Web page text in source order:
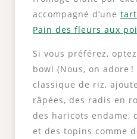
accompagné d’une
Pain des fleurs aux
Si vous préférez,
bowl (Nous, on adore
classique de riz,
râpées, des radis en
des haricots endame,
et des topins comme